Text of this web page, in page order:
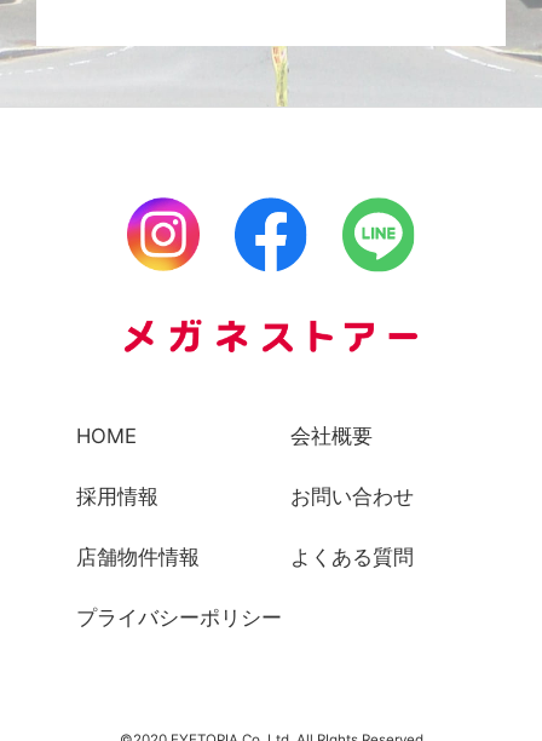
HOME 会社概要
採用情報 お問い合わせ
店舗物件情報 よくある質問
プライバシーポリシー